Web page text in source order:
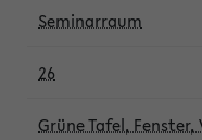
Seminarraum
26
Grüne Tafel,